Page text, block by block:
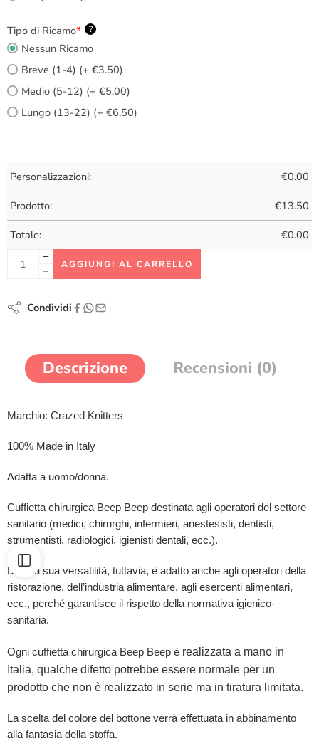
Tipo di Ricamo* ?
Nessun Ricamo
Breve (1-4) (+ €3.50)
Medio (5-12) (+ €5.00)
Lungo (13-22) (+ €6.50)
Personalizzazioni: €0.00
Prodotto: €13.50
Totale: €0.00
AGGIUNGI AL CARRELLO
Condividi
Descrizione Recensioni (0)
Marchio: Crazed Knitters
100% Made in Italy
Adatta a uomo/donna.
Cuffietta chirurgica Beep Beep destinata agli operatori del settore
sanitario (medici, chirurghi, infermieri, anestesisti, dentisti,
strumentisti, radiologici, igienisti dentali, ecc.).
Data la sua versatilità, tuttavia, è adatto anche agli operatori della
ristorazione, dell’industria alimentare, agli esercenti alimentari,
ecc., perché garantisce il rispetto della normativa igienico-
sanitaria.
Ogni cuffietta chirurgica Beep Beep è realizzata a mano in
Italia, qualche difetto potrebbe essere normale per un
prodotto che non è realizzato in serie ma in tiratura limitata.
La scelta del colore del bottone verrà effettuata in abbinamento
alla fantasia della stoffa.